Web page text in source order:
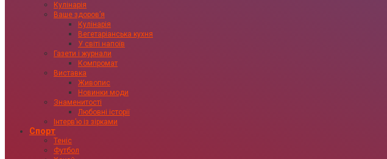
Кулінарія
Ваше здоровʼя
Кулінарія
Вегетаріанська кухня
У світі напоїв
Газети і журнали
Компромат
Виставка
Живопис
Новинки моди
Знаменитості
Любовні історії
Інтервʼю із зірками
Спорт
Теніс
Футбол